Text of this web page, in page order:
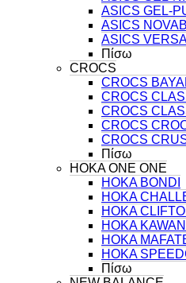
ASICS GEL-
ASICS
ASICS
Πίσω
CROCS
CROCS
CROCS
CROCS
CROCS
CROCS
Πίσω
HOKA ONE ONE
HOKA BONDI
HOKA
HOKA
HOKA
HOKA
HOKA
Πίσω